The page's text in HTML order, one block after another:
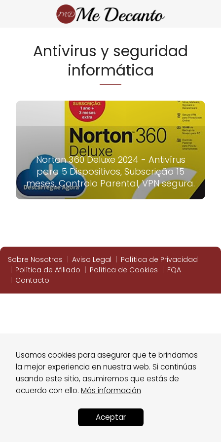
Antivirus y seguridad
informática
Norton 360 Deluxe 2024 - Antivírus
para 5 Dispositivos, Subscrição 15
meses, Controlo Parental, VPN segura.
Sobre Nosotros Aviso Legal
Política de Privacidad
Política de Afiliado
Política de Cookies
FQA
Contacto
Usamos cookies para asegurar que te brindamos
la mejor experiencia en nuestra web. Si continúas
usando este sitio, asumiremos que estás de
acuerdo con ello. Más información
Aceptar